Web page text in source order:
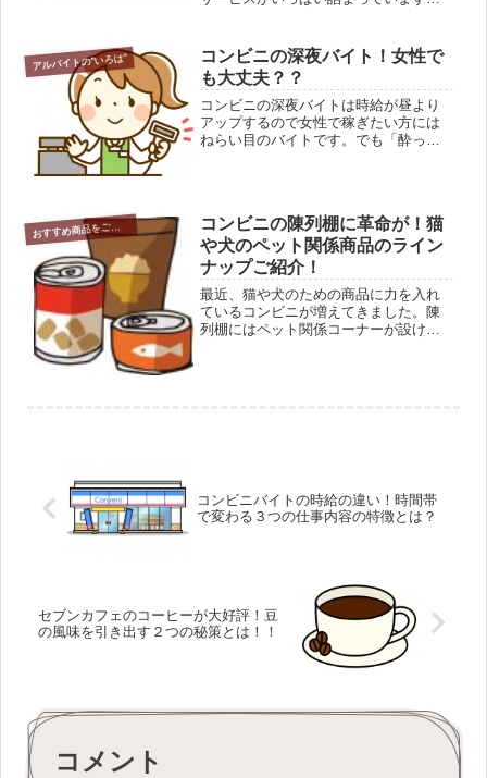
け渡しや宅配など、扱うものがとても
多彩です。こんなコンビニでのバイ
ト、時...
アルバイトの"いろは"
コンビニの深夜バイト！女性で
も大丈夫？？
コンビニの深夜バイトは時給が昼より
アップするので女性で稼ぎたい方には
ねらい目のバイトです。でも「酔っ払
ビ...
お
すすめ商品をご紹介
コンビニの陳列棚に革命が！猫
や犬のペット関係商品のライン
ナップご紹介！
最近、猫や犬のための商品に力を入れ
ているコンビニが増えてきました。陳
列棚にはペット関係コーナーが設けら
コンビニバイトの時給の違い！時間帯
で変わる３つの仕事内容の特徴とは？
セブンカフェのコーヒーが大好評！豆
の風味を引き出す２つの秘策とは！！
コメント